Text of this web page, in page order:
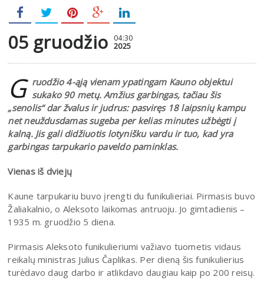
05 gruodžio 04:30
2025
G ruodžio 4-ąją vienam ypatingam Kauno objektui
sukako 90 metų. Amžius garbingas, tačiau šis
„senolis“ dar žvalus ir judrus: pasviręs 18 laipsnių kampu
net neuždusdamas sugeba per kelias minutes užbėgti į
kalną. Jis gali didžiuotis lotynišku vardu ir tuo, kad yra
garbingas tarpukario paveldo paminklas.
Vienas iš dviejų
Kaune tarpukariu buvo įrengti du funikulieriai. Pirmasis buvo
Žaliakalnio, o Aleksoto laikomas antruoju. Jo gimtadienis –
1935 m. gruodžio 5 diena.
Pirmasis Aleksoto funikulieriumi važiavo tuometis vidaus
reikalų ministras Julius Čaplikas. Per dieną šis funikulierius
turėdavo daug darbo ir atlikdavo daugiau kaip po 200 reisų.